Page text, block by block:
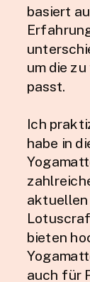
basiert
um die
passt.
Ich
habe in
aktuellen
bieten
auch für